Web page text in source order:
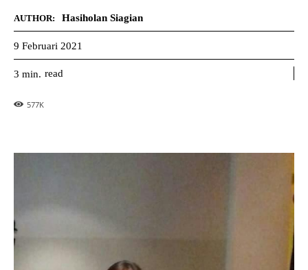
AUTHOR: Hasiholan Siagian
9 Februari 2021
3 min. read
577K